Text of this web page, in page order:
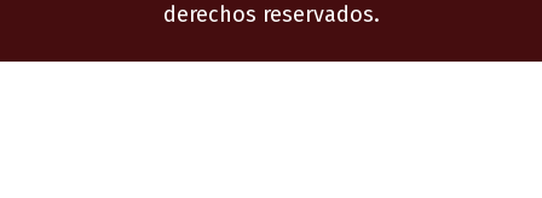
derechos reservados.